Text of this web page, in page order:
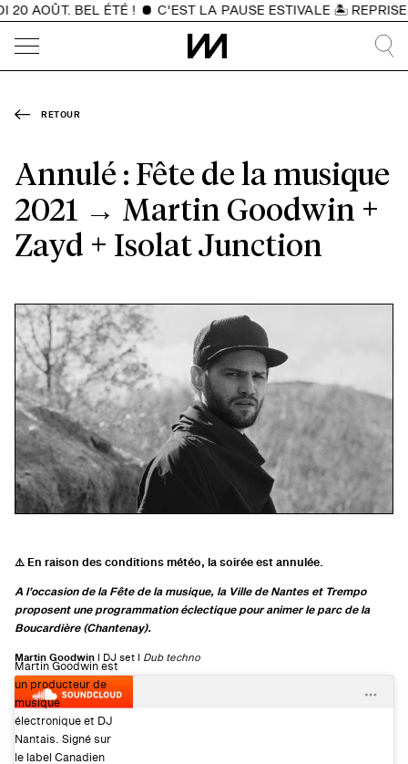
AOÛT. BEL ÉTÉ ! C'EST LA PAUSE ESTIVALE 🏝️ REPRISE
RETOUR
Annulé : Fête de la musique
2021 → Martin Goodwin +
Zayd + Isolat Junction
⚠️ En raison des conditions météo, la soirée est annulée.
A l’occasion de la Fête de la musique, la Ville de Nantes et Trempo
proposent une programmation éclectique pour animer le parc de la
Boucardière (Chantenay).
Martin GoodwinI DJ set I Dub techno
Martin Goodwin est
un producteur de
musique
électronique et DJ
Nantais. Signé sur
le label Canadien